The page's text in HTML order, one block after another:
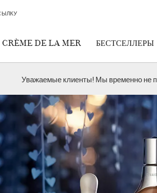
CRÈME DE LA MER БЕСТСЕЛЛЕРЫ
Уважаемые клиенты! Мы временно не